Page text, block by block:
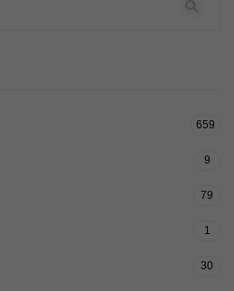
659
9
79
1
30